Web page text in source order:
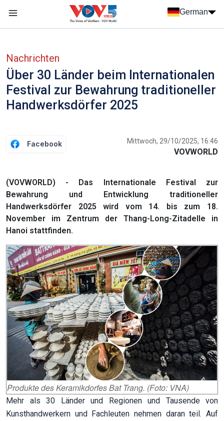
German
Nachrichten
Über 30 Länder beim Internationalen
Festival zur Bewahrung traditioneller
Handwerksdörfer 2025
Facebook Mittwoch, 29/10/2025, 16:46
VOVWORLD
(VOVWORLD) - Das Internationale Festival zur
Bewahrung und Entwicklung traditioneller
Handwerksdörfer 2025 wird vom 14. bis zum 18.
November im Zentrum der Thang-Long-Zitadelle in
Hanoi stattfinden.
Produkte des Keramikdorfes Bat Trang. (Foto: VNA)
Mehr als 30 Länder und Regionen und Tausende von
Kunsthandwerkern und Fachleuten nehmen daran teil. Auf